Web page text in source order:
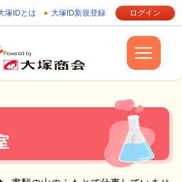
塚IDとは 大塚ID新規登録 ログイン